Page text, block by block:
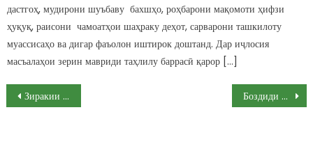
дастгоҳ, мудирони шуъбаву бахшҳо, роҳбарони мақомоти ҳифзи
ҳуқуқ, раисони чамоатҳои шаҳраку деҳот, сарварони ташкилоту
муассисаҳо ва дигар фаъолон иштирок доштанд. Дар иҷлосия
масъалаҳои зерин мавриди таҳлилу баррасӣ қарор […]
Post navigation
Зиракии сиёсиро аз даст надиҳем! Боздиди раиси ноҳия аз ҷамоатҳои деҳот